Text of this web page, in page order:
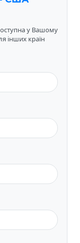
у Вашому
інших країн